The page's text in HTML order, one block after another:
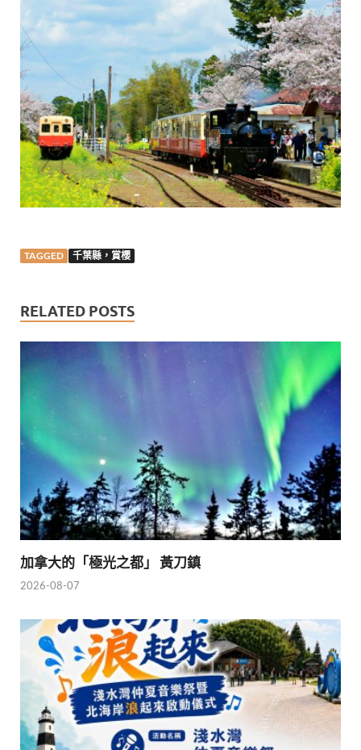
TAGGED 千葉縣，賞櫻
RELATED POSTS
加拿大的「極光之都」 黃刀鎮
2026-08-07